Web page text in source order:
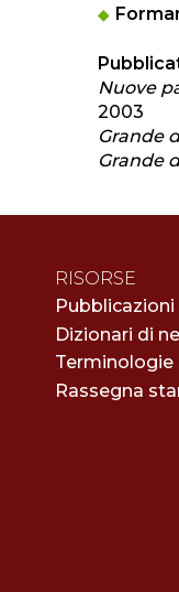
Nuove
2003
Grande
Grande
RISORSE
Pubblicazioni
Dizionari di
Terminologie
Rassegna